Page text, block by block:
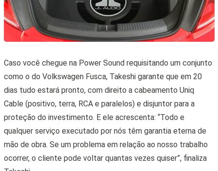
Caso você chegue na Power Sound requisitando um conjunto
como o do Volkswagen Fusca, Takeshi garante que em 20
dias tudo estará pronto, com direito a cabeamento Uniq
Cable (positivo, terra, RCA e paralelos) e disjuntor para a
proteção do investimento. E ele acrescenta: “Todo e
qualquer serviço executado por nós têm garantia eterna de
mão de obra. Se um problema em relação ao nosso trabalho
ocorrer, o cliente pode voltar quantas vezes quiser”, finaliza